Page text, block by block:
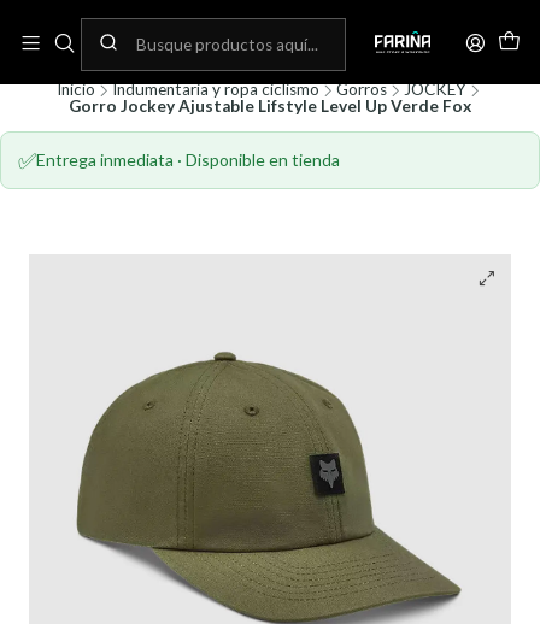
Envíos gratis por compras sobre 80.000! (No aplica para bicicletas)
Inicio Indumentaria y ropa ciclismo Gorros
JOCKEY
Gorro Jockey Ajustable Lifstyle Level Up Verde Fox
✅Entrega inmediata · Disponible en tienda